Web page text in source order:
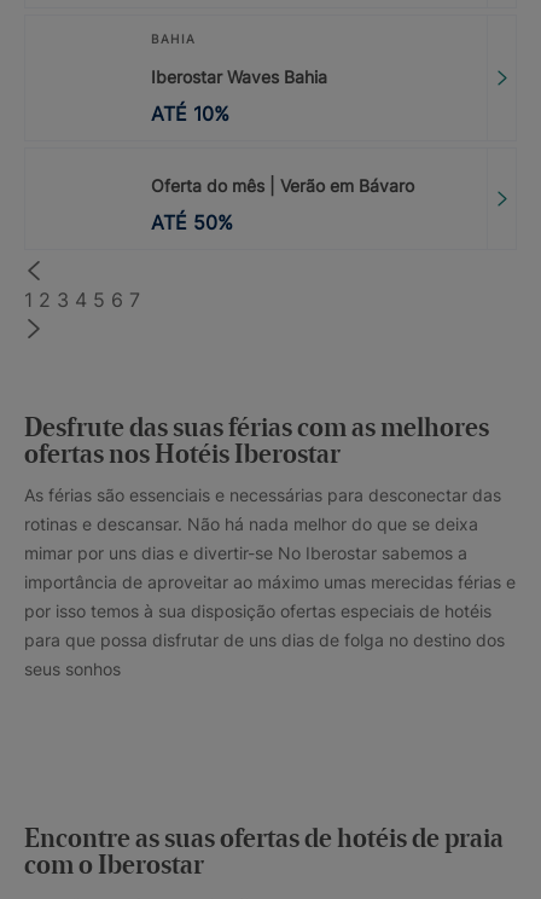
BAHIA
Iberostar Waves Bahia
ATÉ 10%
Oferta do mês | Verão em Bávaro
ATÉ 50%
1 2 3 4 5 6 7
Desfrute das suas férias com as melhores
ofertas nos Hotéis Iberostar
As férias são essenciais e necessárias para desconectar das
rotinas e descansar. Não há nada melhor do que se deixa
mimar por uns dias e divertir-se No Iberostar sabemos a
importância de aproveitar ao máximo umas merecidas férias e
por isso temos à sua disposição ofertas especiais de hotéis
para que possa disfrutar de uns dias de folga no destino dos
seus sonhos
Encontre as suas ofertas de hotéis de praia
com o Iberostar